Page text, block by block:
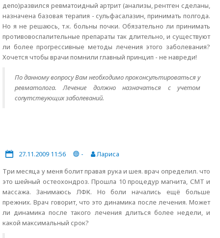
депо)развился ревматоидный артрит (анализы, рентген сделаны,
назначена базовая терапия - сульфасалазин, принимать полгода.
Но я не решаюсь, т.к. больны почки. Обязательно ли принимать
противовоспалительные препараты так длительно, и существуют
ли более прогрессивные методы лечения этого заболевания?
Хочется чтобы врачи помнили главный принцип - не навреди!
По данному вопросу Вам необходимо проконсультироваться у
ревматолога. Лечение должно назначаться с учетом
сопутствующих заболеваний.
27.11.2009 11:56 -
Лариса
Три месяца у меня болит правая рука и шея. врач определил. что
это шейный остеохондроз. Прошла 10 процедур магнита, СМТ и
массажа. Занимаюсь ЛФК. Но боли начались ещё больше
прежних. Врач говорит, что это динамика после лечения. Может
ли динамика после такого лечения длиться более недели, и
какой максимальный срок?